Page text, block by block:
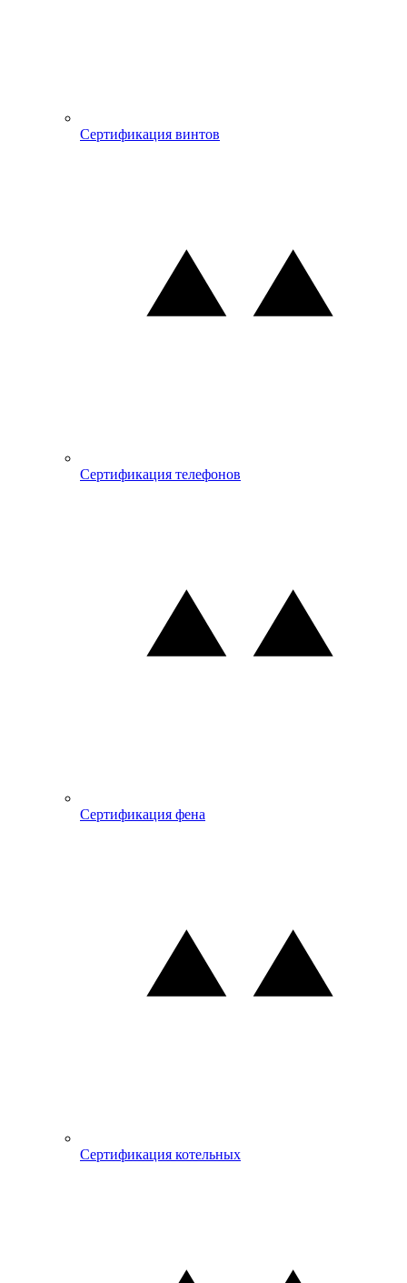
Сертификация винтов
Сертификация телефонов
Сертификация фена
Сертификация котельных